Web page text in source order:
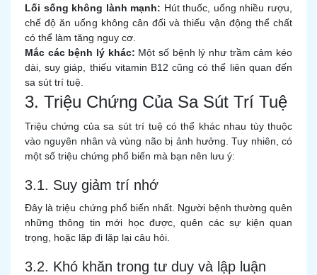
Lối sống không lành mạnh: Hút thuốc, uống nhiều rượu,
chế độ ăn uống không cân đối và thiếu vận động thể chất
có thể làm tăng nguy cơ.
Mắc các bệnh lý khác: Một số bệnh lý như trầm cảm kéo
dài, suy giáp, thiếu vitamin B12 cũng có thể liên quan đến
sa sút trí tuệ.
3. Triệu Chứng Của Sa Sút Trí Tuệ
Triệu chứng của sa sút trí tuệ có thể khác nhau tùy thuộc
vào nguyên nhân và vùng não bị ảnh hưởng. Tuy nhiên, có
một số triệu chứng phổ biến mà bạn nên lưu ý:
3.1. Suy giảm trí nhớ
Đây là triệu chứng phổ biến nhất. Người bệnh thường quên
những thông tin mới học được, quên các sự kiện quan
trọng, hoặc lặp đi lặp lại câu hỏi.
3.2. Khó khăn trong tư duy và lập luận